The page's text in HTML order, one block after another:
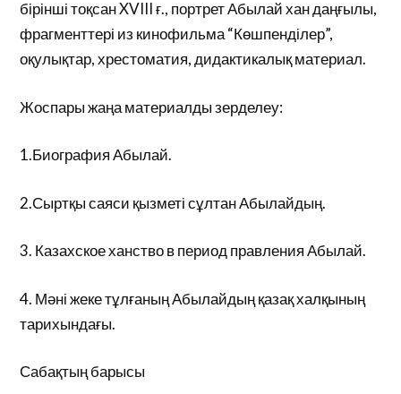
бірінші тоқсан XVIII ғ., портрет Абылай хан даңғылы,
фрагменттері из кинофильма “Көшпенділер”,
оқулықтар, хрестоматия, дидактикалық материал.
Жоспары жаңа материалды зерделеу:
1.Биография Абылай.
2.Сыртқы саяси қызметі сұлтан Абылайдың.
3. Казахское ханство в период правления Абылай.
4. Мәні жеке тұлғаның Абылайдың қазақ халқының
тарихындағы.
Сабақтың барысы